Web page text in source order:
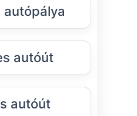
autóút
autóút